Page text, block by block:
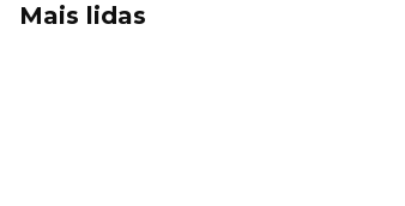
Mais lidas